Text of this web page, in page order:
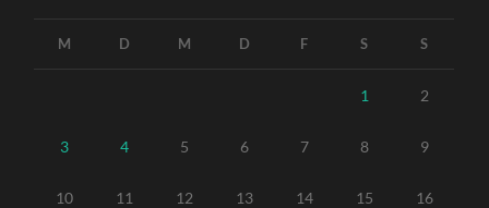
M D M D F S S
1 2
3 4 5 6 7 8 9
10 11 12 13 14 15 16